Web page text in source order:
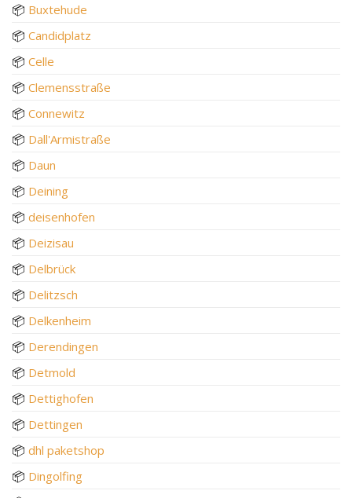
📦 Buxtehude
📦 Candidplatz
📦 Celle
📦 Clemensstraße
📦 Connewitz
📦 Dall'Armistraße
📦 Daun
📦 Deining
📦 deisenhofen
📦 Deizisau
📦 Delbrück
📦 Delitzsch
📦 Delkenheim
📦 Derendingen
📦 Detmold
📦 Dettighofen
📦 Dettingen
📦 dhl paketshop
📦 Dingolfing